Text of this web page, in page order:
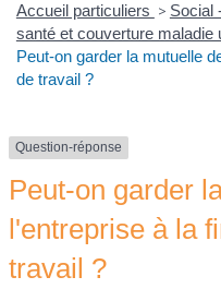
Accueil particuliers > Social
santé et couverture
Peut-on garder la mutuelle
de travail ?
Question-réponse
Peut-on garder
l'entreprise à la
travail ?